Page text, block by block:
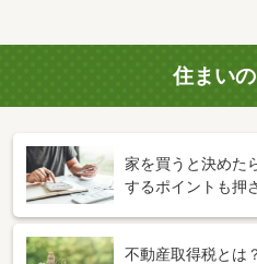
住まい
家を買うと決めた
するポイントも押
不動産取得税とは